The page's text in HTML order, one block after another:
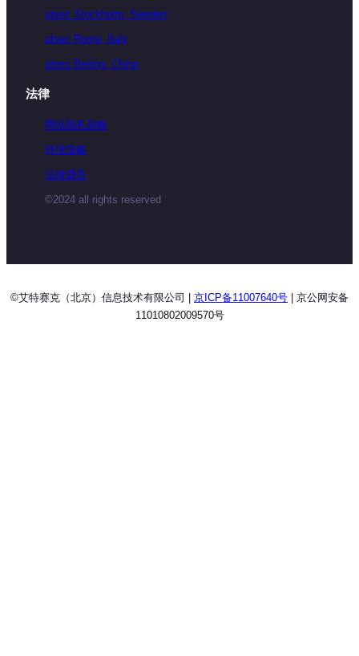
atsec Stockholm, Sweden
atsec Rome, Italy
atsec Beijing, China
法律
网站隐私策略
环境策略
法律通告
©2024 all rights reserved
©艾特赛克（北京）信息技术有限公司 | 京ICP备11007640号 | 京公网安备
11010802009570号